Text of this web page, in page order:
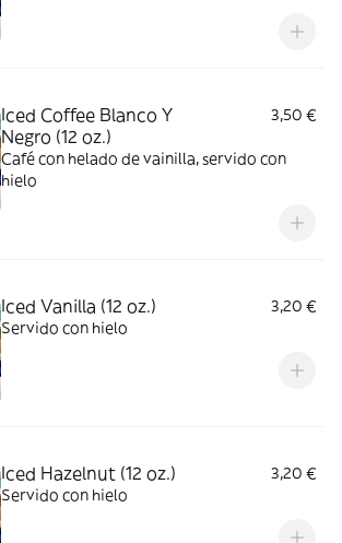
Iced Coffee Blanco Y
Negro (12 oz.)
3,50 €
Café con helado de vainilla, servido con
hielo
Iced Vanilla (12 oz.)
3,20 €
Servido con hielo
Iced Hazelnut (12 oz.)
3,20 €
Servido con hielo